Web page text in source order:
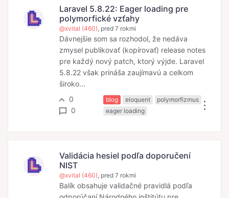
Laravel 5.8.22: Eager loading pre
polymorfické vzťahy
@xvital (460), pred 7 rokmi
Dávnejšie som sa rozhodol, že nedáva
zmysel publikovať (kopírovať) release notes
pre každý nový patch, ktorý výjde. Laravel
5.8.22 však prináša zaujímavú a celkom
široko...
0
0
blog eloquent
polymorfizmus
eager loading
Validácia hesiel podľa doporučení
NIST
@xvital (460), pred 7 rokmi
Balík obsahuje validačné pravidlá podľa